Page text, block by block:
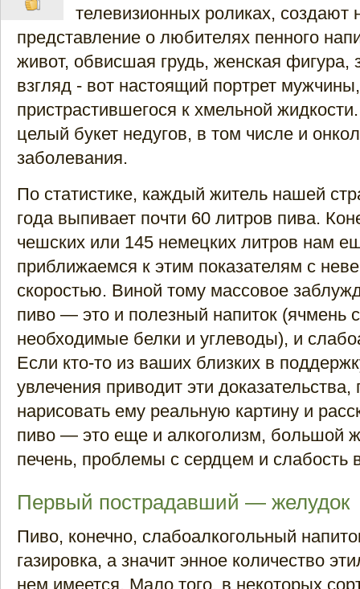
телевизионных роликах, создают
представление о любителях пенного
живот, обвисшая грудь, женская фигура,
взгляд - вот настоящий портрет мужчины,
пристрастившегося к хмельной
целый букет недугов, в том числе и
заболевания.
По статистике, каждый житель нашей
года выпивает почти 60 литров пива.
чешских или 145 немецких литров нам
приближаемся к этим показателям с
скоростью. Виной тому массовое
пиво — это и полезный напиток (ячмень
необходимые белки и углеводы), и
Если кто-то из ваших близких в
увлечения приводит эти доказательства,
нарисовать ему реальную картину и
пиво — это еще и алкоголизм, большой
печень, проблемы с сердцем и слабость
Первый пострадавший — желудок
Пиво, конечно, слабоалкогольный
газировка, а значит энное количество
нем имеется. Мало того, в некоторых